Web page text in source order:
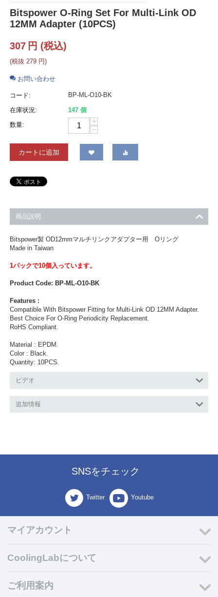
Bitspower O-Ring Set For Multi-Link OD
12MM Adapter (10PCS)
307 円 (税込)
(税抜 279 円)
お問い合わせ
コード: BP-ML-O10-BK
在庫状況:
147 個
数量:
+
−
カートに追加
商品説明
Bitspower製 OD12mmマルチリンクアダプター用 Oリング
Made in Taiwan
1パックで10個入っています。
Product Code: BP-ML-O10-BK
Features :
Compatible With Bitspower Fitting for Multi-Link OD 12MM Adapter.
Best Choice For O-Ring Periodicity Replacement.
RoHS Compliant.
Material : EPDM.
Color : Black.
Quantity: 10PCS.
ビデオ
追加情報
SNSをチェック
Twitter Youtube
マイアカウント
CoolingLabについて
ご利用案内